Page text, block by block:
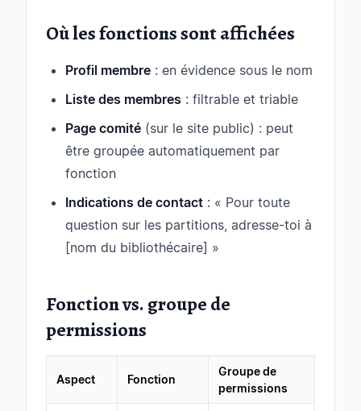
Où les fonctions sont affichées
Profil membre : en évidence sous le nom
Liste des membres : filtrable et triable
Page comité (sur le site public) : peut
être groupée automatiquement par
fonction
Indications de contact : « Pour toute
question sur les partitions, adresse-toi à
[nom du bibliothécaire] »
Fonction vs. groupe de
permissions
Aspect Fonction
Groupe de
permissions